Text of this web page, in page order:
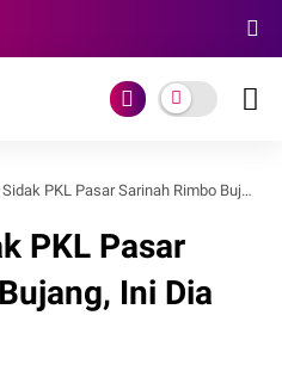
PKL Pasar Sarinah Rimbo Bujang, Ini Dia Alasannya...
PKL Pasar
Ini Dia